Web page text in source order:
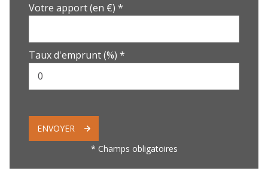
Votre apport (en €) *
Taux d'emprunt (%) *
ENVOYER
* Champs obligatoires